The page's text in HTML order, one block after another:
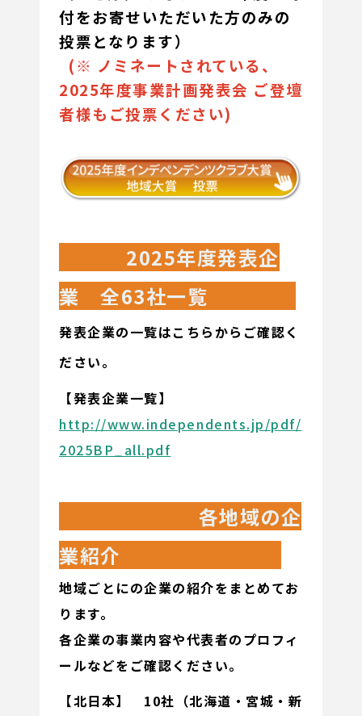
付をお寄せいただいた方のみの
投票となります）
(※ ノミネートされている、
2025年度事業計画発表会 ご登壇
者様もご投票ください)
2025年度発表企
業 全63社一覧
発表企業の一覧はこちらからご確認く
ださい。
【発表企業一覧】
http://www.independents.jp/pdf/
2025BP_all.pdf
各地域の企
業紹介
地域ごとにの企業の紹介をまとめてお
ります。
各企業の事業内容や代表者のプロフィ
ールなどをご確認ください。
【北日本】 10社（北海道・宮城・新